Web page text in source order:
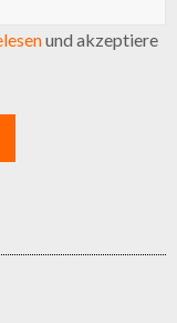
und akzeptiere